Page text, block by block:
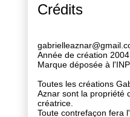
Crédits
Année de création 2004
Marque déposée à
Toutes les créations
Aznar sont la propriété
créatrice.
Toute contrefaçon fera